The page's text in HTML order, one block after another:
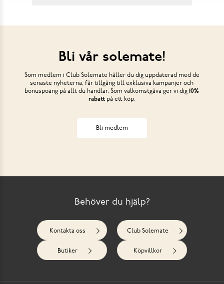
Bli vår solemate!
Som medlem i Club Solemate håller du dig uppdaterad med de
senaste nyheterna, får tillgång till exklusiva kampanjer och
bonuspoäng på allt du handlar. Som välkomstgåva ger vi dig 10%
rabattpå ett köp.
Bli medlem
Behöver du hjälp?
Kontakta oss Club Solemate
Butiker Köpvillkor